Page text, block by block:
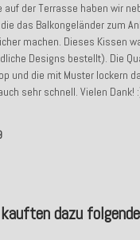
auf der Terrasse haben wir
das Balkongeländer zum
machen. Dieses Kissen
Designs bestellt). Die
und die mit Muster lockern
sehr schnell. Vielen Dank!
kauften dazu